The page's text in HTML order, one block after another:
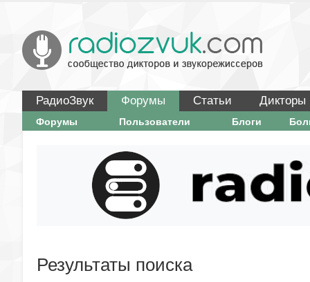
РадиоЗвук Форумы Статьи Дикторы
Форумы Пользователи Блоги
Результаты поиска